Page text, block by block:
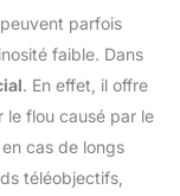
parfois
faible. Dans
. En effet, il offre
le flou causé par le
cas de longs
téléobjectifs,